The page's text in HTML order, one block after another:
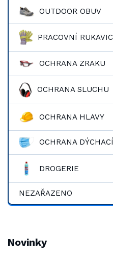
OUTDOOR OBUV
PRACOVNÍ
OCHRANA ZRAKU
OCHRANA SLUCHU
OCHRANA HLAVY
OCHRANA
DROGERIE
NEZAŘAZENO
Novinky